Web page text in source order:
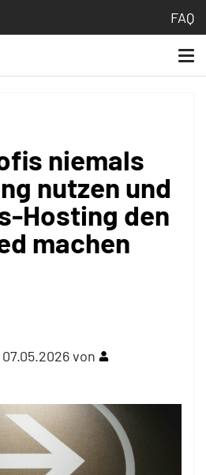
FAQ
niemals
nutzen und
Hosting den
machen
07.05.2026von